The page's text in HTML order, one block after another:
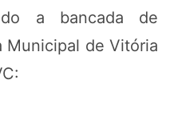
a bancada de
Municipal de Vitória